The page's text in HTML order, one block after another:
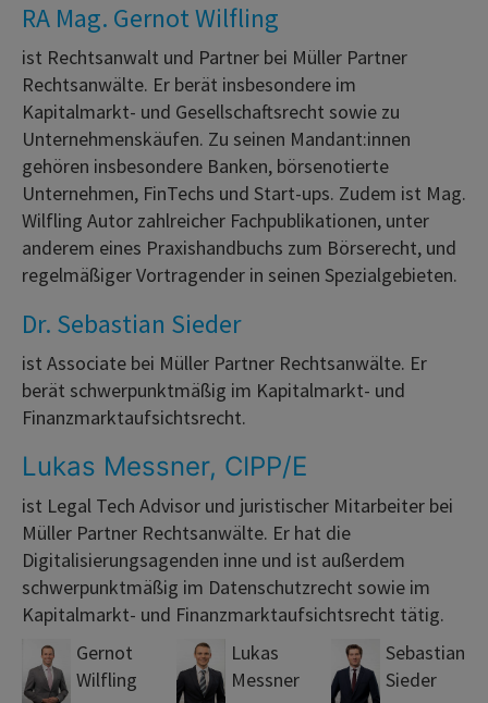
RA Mag. Gernot Wilfling
ist Rechtsanwalt und Partner bei Müller Partner
Rechtsanwälte. Er berät insbesondere im
Kapitalmarkt- und Gesellschaftsrecht sowie zu
Unternehmenskäufen. Zu seinen Mandant:innen
gehören insbesondere Banken, börsenotierte
Unternehmen, FinTechs und Start-ups. Zudem ist Mag.
Wilfling Autor zahlreicher Fachpublikationen, unter
anderem eines Praxishandbuchs zum Börserecht, und
regelmäßiger Vortragender in seinen Spezialgebieten.
Dr. Sebastian Sieder
ist Associate bei Müller Partner Rechtsanwälte. Er
berät schwerpunktmäßig im Kapitalmarkt- und
Finanzmarktaufsichtsrecht.
Lukas Messner, CIPP/E
ist Legal Tech Advisor und juristischer Mitarbeiter bei
Müller Partner Rechtsanwälte. Er hat die
Digitalisierungsagenden inne und ist außerdem
schwerpunktmäßig im Datenschutzrecht sowie im
Kapitalmarkt- und Finanzmarktaufsichtsrecht tätig.
Gernot
Wilfling
Lukas
Messner
Sebastian
Sieder